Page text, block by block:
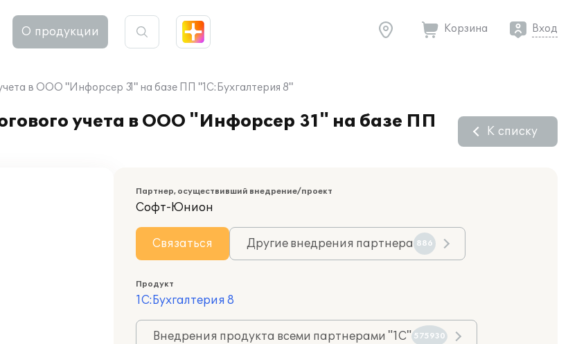
О продукции Корзина Вход
в ООО "Инфорсер 31" на базе ПП "1С:Бухгалтерия 8"
учета в ООО "Инфорсер 31" на базе ПП
К списку
Партнер, осуществивший внедрение/проект
Софт-Юнион
Связаться Другие внедрения партнера 886
Продукт
1С:Бухгалтерия 8
Внедрения продукта всеми партнерами "1С" 575930